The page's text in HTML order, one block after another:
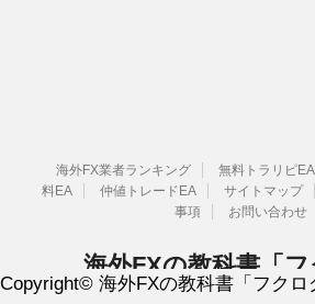
海外FX業者ランキング 無料トラリピEA
料EA
仲値トレードEA サイトマップ
事項
お問い合わせ
海外FXの教科書「フ
Copyright© 海外FXの教科書「フク